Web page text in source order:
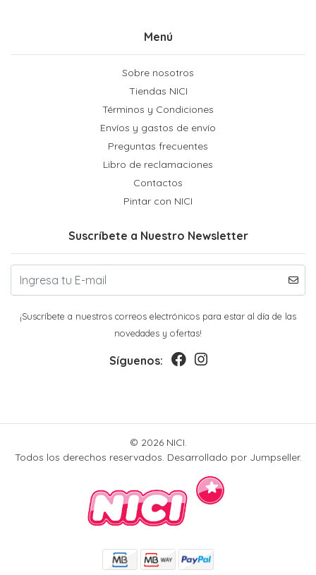
Menú
Sobre nosotros
Tiendas NICI
Términos y Condiciones
Envíos y gastos de envío
Preguntas frecuentes
Libro de reclamaciones
Contactos
Pintar con NICI
Suscríbete a Nuestro Newsletter
¡Suscríbete a nuestros correos electrónicos para estar al día de las
novedades y ofertas!
Síguenos:
© 2026 NICI.
Todos los derechos reservados. Desarrollado por Jumpseller.